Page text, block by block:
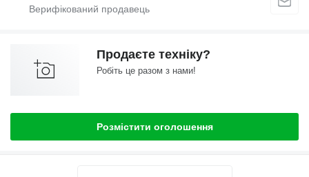
Продаєте техніку?
Робіть це разом з нами!
Розмістити оголошення